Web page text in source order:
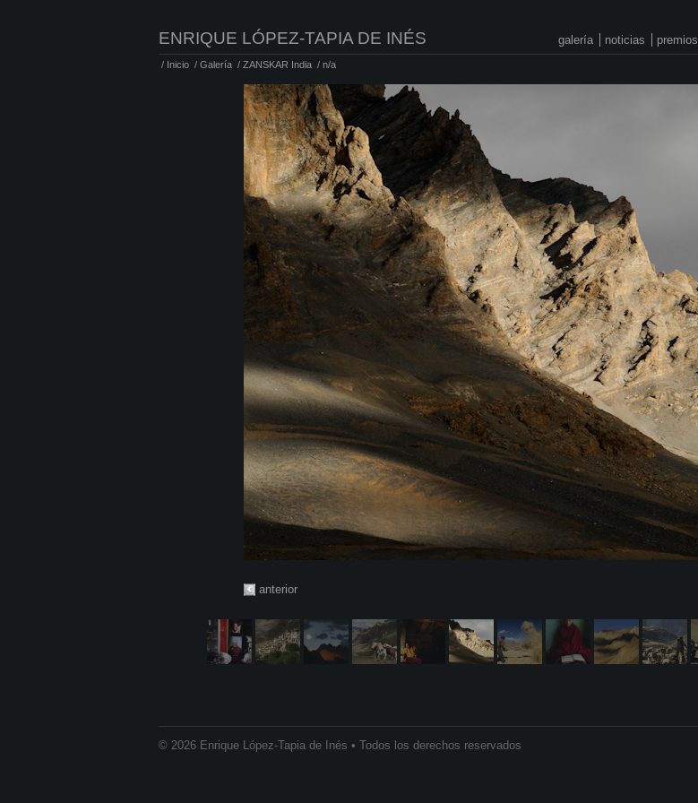
ENRIQUE LÓPEZ-TAPIA DE INÉS galería noticias premios
/ Inicio / Galería / ZANSKAR India / n/a
anterior
© 2026 Enrique López-Tapia de Inés • Todos los derechos reservados